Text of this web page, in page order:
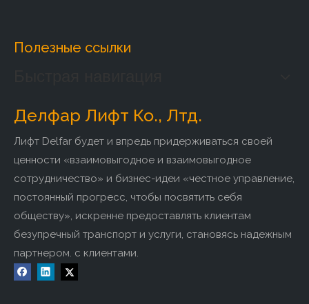
Полезные ссылки
Делфар Лифт Ко., Лтд.
Лифт Delfar будет и впредь придерживаться своей
ценности «взаимовыгодное и взаимовыгодное
сотрудничество» и бизнес-идеи «честное управление,
постоянный прогресс, чтобы посвятить себя
обществу», искренне предоставлять клиентам
безупречный транспорт и услуги, становясь надежным
партнером. с клиентами.